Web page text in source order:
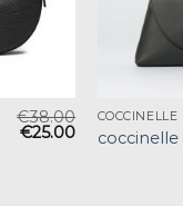
€38.00
€25.00
COCCINELLE